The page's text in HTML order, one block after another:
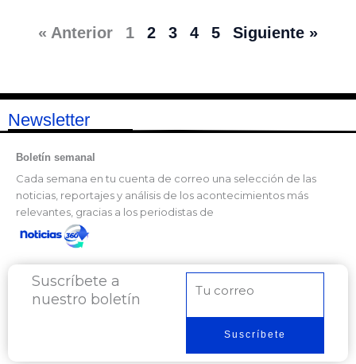
« Anterior 1 2 3 4 5 Siguiente »
Newsletter
Boletín semanal
Cada semana en tu cuenta de correo una selección de las
noticias, reportajes y análisis de los acontecimientos más
relevantes, gracias a los periodistas de
Suscríbete a
nuestro boletín
electrónico
Suscríbete